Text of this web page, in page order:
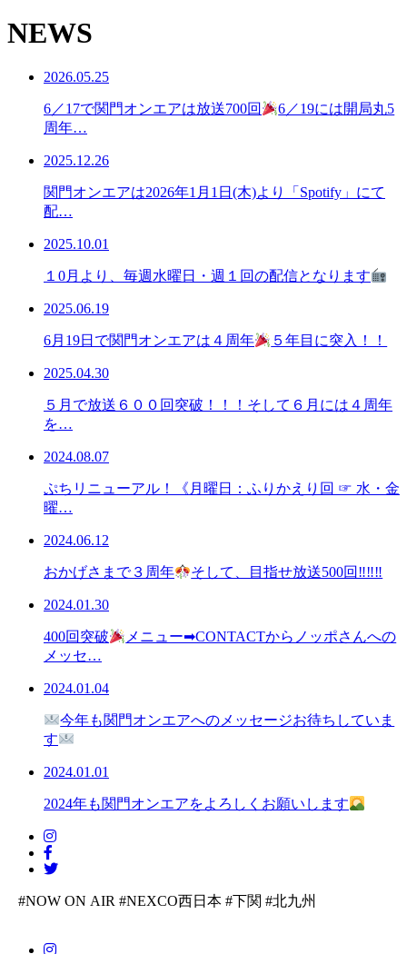
NEWS
2026.05.25
6／17で関門オンエアは放送700回
6／19には開局丸5
周年…
2025.12.26
関門オンエアは2026年1月1日(木)より「Spotify」にて
配…
2025.10.01
１0月より、毎週水曜日・週１回の配信となります
2025.06.19
6月19日で関門オンエアは４周年 ５年目に突入！！
2025.04.30
５月で放送６００回突破！！！そして６月には４周年
を…
2024.08.07
ぷちリニューアル！《月曜日：ふりかえり回 ☞ 水・金
曜…
2024.06.12
おかげさまで３周年 そして、目指せ放送500回‼‼‼
2024.01.30
400回突破
メニュー➡CONTACTからノッポさんへの
メッセ…
2024.01.04
今年も関門オンエアへのメッセージお待ちしていま
す
2024.01.01
2024年も関門オンエアをよろしくお願いします
#NOW ON AIR #NEXCO西日本 #下関 #北九州